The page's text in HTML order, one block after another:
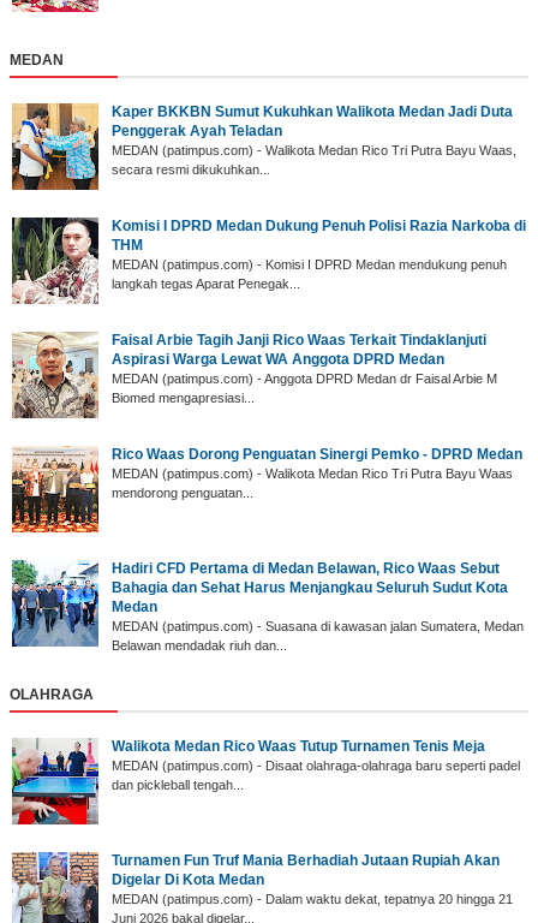
MEDAN
Kaper BKKBN Sumut Kukuhkan Walikota Medan Jadi Duta
Penggerak Ayah Teladan
MEDAN (patimpus.com) - Walikota Medan Rico Tri Putra Bayu Waas,
secara resmi dikukuhkan...
Komisi I DPRD Medan Dukung Penuh Polisi Razia Narkoba di
THM
MEDAN (patimpus.com) - Komisi I DPRD Medan mendukung penuh
langkah tegas Aparat Penegak...
Faisal Arbie Tagih Janji Rico Waas Terkait Tindaklanjuti
Aspirasi Warga Lewat WA Anggota DPRD Medan
MEDAN (patimpus.com) - Anggota DPRD Medan dr Faisal Arbie M
Biomed mengapresiasi...
Rico Waas Dorong Penguatan Sinergi Pemko - DPRD Medan
MEDAN (patimpus.com) - Walikota Medan Rico Tri Putra Bayu Waas
mendorong penguatan...
Hadiri CFD Pertama di Medan Belawan, Rico Waas Sebut
Bahagia dan Sehat Harus Menjangkau Seluruh Sudut Kota
Medan
MEDAN (patimpus.com) - Suasana di kawasan jalan Sumatera, Medan
Belawan mendadak riuh dan...
OLAHRAGA
Walikota Medan Rico Waas Tutup Turnamen Tenis Meja
MEDAN (patimpus.com) - Disaat olahraga-olahraga baru seperti padel
dan pickleball tengah...
‎Turnamen Fun Truf Mania Berhadiah Jutaan Rupiah Akan
Digelar Di Kota Medan
‎MEDAN (patimpus.com) - Dalam waktu dekat, tepatnya 20 hingga 21
Juni 2026 bakal digelar...